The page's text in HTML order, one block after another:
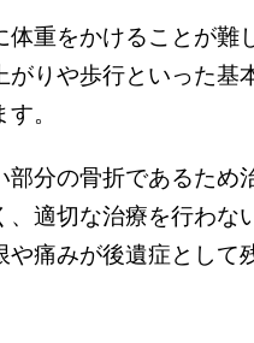
体重をかけることが難
がりや歩行といった基
。
部分の骨折であるため
、適切な治療を行わな
や痛みが後遺症として